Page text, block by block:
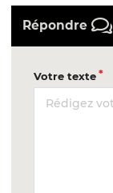
Répondre
Votre texte